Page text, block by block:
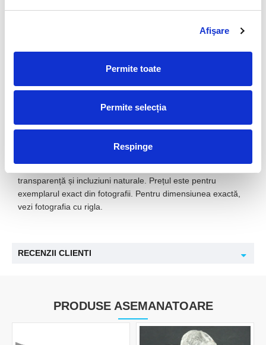
Afişare
Permite toate
Permite selecția
Respinge
Potrivit pentru vitrine și birouri.
Informații generale
transparență și incluziuni naturale. Prețul este pentru
exemplarul exact din fotografii. Pentru dimensiunea exactă,
vezi fotografia cu rigla.
RECENZII CLIENTI
PRODUSE ASEMANATOARE